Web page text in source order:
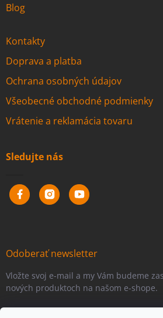
Blog
Kontakty
Doprava a platba
Ochrana osobných údajov
Všeobecné obchodné podmienky
Vrátenie a reklamácia tovaru
Sledujte nás
Odoberať newsletter
Vložte svoj e-mail a my Vám budeme
nových produktoch na našom e-shope.